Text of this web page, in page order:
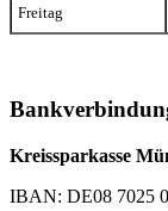
Freitag
Kreissparkasse
IBAN: DE08 7025